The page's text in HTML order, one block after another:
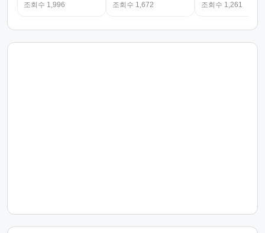
조회수 1,996
조회수 1,672
조회수 1,261